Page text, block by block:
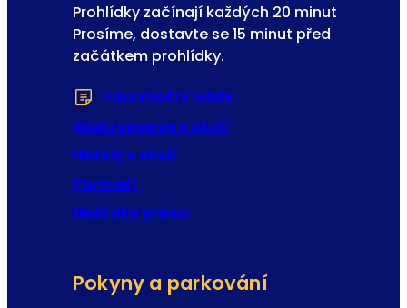
Prohlídky začínají každých 20 minut
Prosíme, dostavte se 15 minut před
začátkem prohlídky.
Informační leták
Gastronomie v okolí
Hotely v okolí
Partneři
Nabídky práce:
Pokyny a parkování